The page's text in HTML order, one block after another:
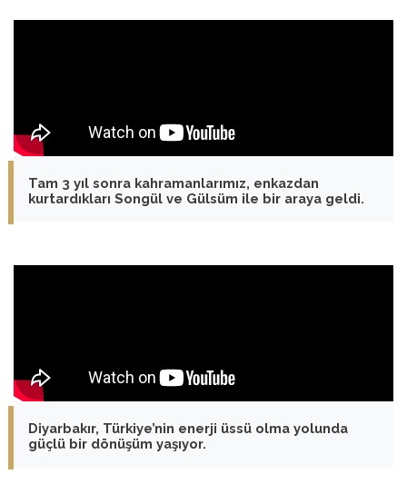
Tam 3 yıl sonra kahramanlarımız, enkazdan
kurtardıkları Songül ve Gülsüm ile bir araya geldi.
Diyarbakır, Türkiye’nin enerji üssü olma yolunda
güçlü bir dönüşüm yaşıyor.